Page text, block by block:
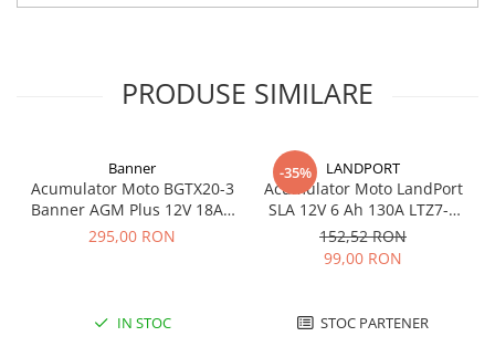
Marine & Caravan
Pachete acumulatori VRLA
Redresoare auto, moto, barci si
stationare
Surse UPS
UPS Calculatoare si Servere
PRODUSE SIMILARE
Banner
Acumulator Moto BGTX20-3
Banner AGM Plus 12V 18Ah
310A echivalent YTX20L-BS /
295,00 RON
IN STOC
-35% LANDPORT
Acumulator Moto LandPort
SLA 12V 6 Ah 130A LTZ7-S
echivalent YTZ7B-BS
152,52 RON
99,00 RON
STOC PARTENER